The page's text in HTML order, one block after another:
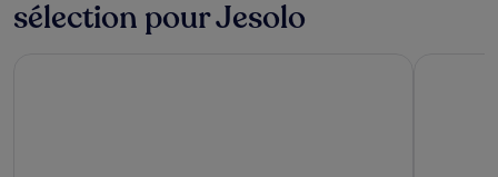
sélection pour Jesolo